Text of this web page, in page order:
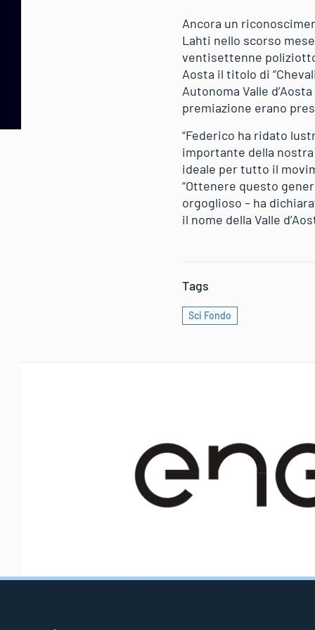
Ancora un
Lahti nello scorso
ventisettenne
Aosta il titolo di
Autonoma Valle
premiazione erano
“Federico ha ridato
importante della
ideale per tutto il
“Ottenere questo
orgoglioso – ha
il nome della Valle
Tags
Sci Fondo